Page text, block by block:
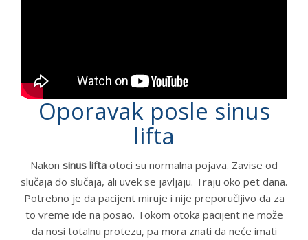
Oporavak posle sinus
lifta
Nakon sinus lifta otoci su normalna pojava. Zavise od
slučaja do slučaja, ali uvek se javljaju. Traju oko pet dana.
Potrebno je da pacijent miruje i nije preporučljivo da za
to vreme ide na posao. Tokom otoka pacijent ne može
da nosi totalnu protezu, pa mora znati da neće imati